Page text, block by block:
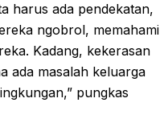
harus ada pendekatan,
ngobrol, memahami
Kadang, kekerasan
ada masalah keluarga
pungkas